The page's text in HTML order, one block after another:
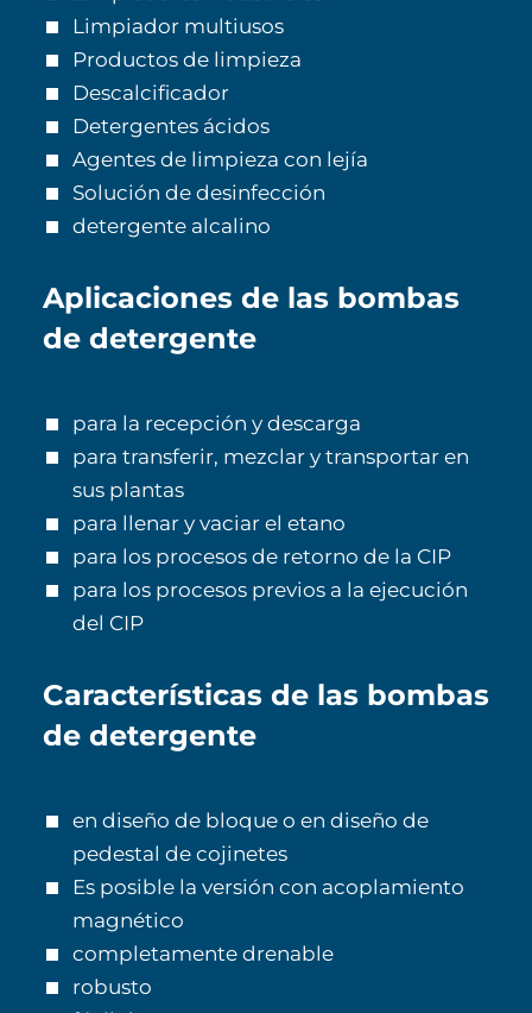
Limpiador multiusos
Productos de limpieza
Descalcificador
Detergentes ácidos
Agentes de limpieza con lejía
Solución de desinfección
detergente alcalino
Aplicaciones de las bombas
de detergente
para la recepción y descarga
para transferir, mezclar y transportar en
sus plantas
para llenar y vaciar el etano
para los procesos de retorno de la CIP
para los procesos previos a la ejecución
del CIP
Características de las bombas
de detergente
en diseño de bloque o en diseño de
pedestal de cojinetes
Es posible la versión con acoplamiento
magnético
completamente drenable
robusto